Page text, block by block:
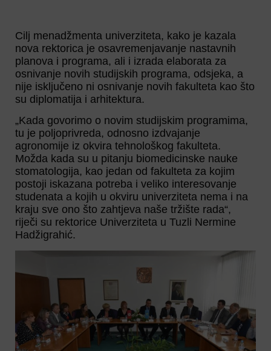
Cilj menadžmenta univerziteta, kako je kazala
nova rektorica je osavremenjavanje nastavnih
planova i programa, ali i izrada elaborata za
osnivanje novih studijskih programa, odsjeka, a
nije isključeno ni osnivanje novih fakulteta kao što
su diplomatija i arhitektura.
„Kada govorimo o novim studijskim programima,
tu je poljoprivreda, odnosno izdvajanje
agronomije iz okvira tehnološkog fakulteta.
Možda kada su u pitanju biomedicinske nauke
stomatologija, kao jedan od fakulteta za kojim
postoji iskazana potreba i veliko interesovanje
studenata a kojih u okviru univerziteta nema i na
kraju sve ono što zahtjeva naše tržište rada“,
riječi su rektorice Univerziteta u Tuzli Nermine
Hadžigrahić.